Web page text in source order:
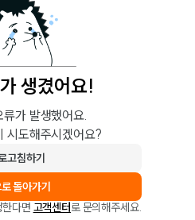
생겼어요!
류가 발생했어요.
시도해주시겠어요?
고침하기
돌아가기
다면 고객센터로 문의해주세요.